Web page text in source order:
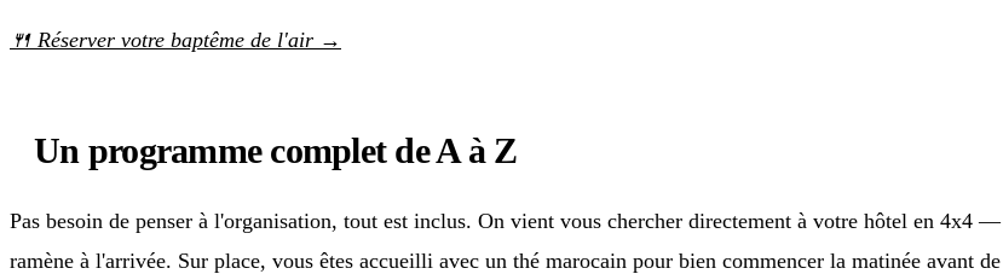
🍴 Réserver votre baptême de l'air →
Un programme complet de A à Z
Pas besoin de penser à l'organisation, tout est inclus. On vient vous chercher directement à votre hôtel en
ramène à l'arrivée. Sur place, vous êtes accueilli avec un thé marocain pour bien commencer la matinée avant